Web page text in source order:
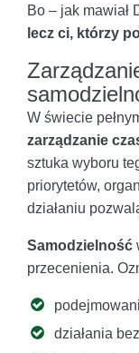
Bo – jak mawiał
lecz ci, którzy
W świecie
zarządzanie
sztuka wyboru
priorytetów,
działaniu
Samodzielność
przecenienia.
działania